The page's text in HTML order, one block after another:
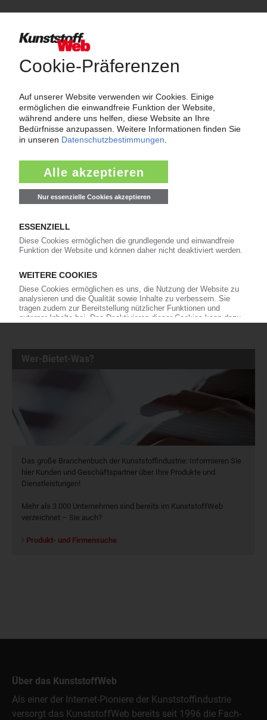
Produkte
Kunststoffverarbeitung, Prüfung, Entwicklung
Hersteller: Polyurea
Beschichtung mit Polyurea
Maschinen, Geräte, Werkzeuge und Zubehör für die
Kunststoffverarbeitung
Hersteller: Polyurethan Spritzschaum
Isolierung gegen Wärme und Kälte mit Polyurethan Spritzschaum.
Per E-Mail weiterleiten
Wer-Bietet-Was?
Das große Branchenbuch der Kunststoffindustrie: Informieren Sie
hier Kunden und Geschäftspartner über Ihre Produkte und
Dienstleistungen!
Mehr als 3.000 Unternehmen sind bereits im KunststoffWeb
verzeichnet – Sie auch?
Produkt- und Firmensuche
Über das KunststoffWeb
Als einer der Internet-Pioniere der Kunststoffindustrie
versorgt das KunststoffWeb bereits seit 1996 die Fach-